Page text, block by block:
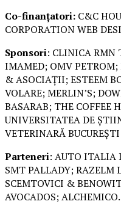
Co-finanțatori: C&C
CORPORATION WEB
Sponsori: CLINICA RMN
IMAMED; OMV PETROM;
& ASOCIAȚII; ESTEEM
VOLARE; MERLIN’S;
BASARAB; THE COFFEE
UNIVERSITATEA DE
VETERINARĂ BUCUREȘTI
Parteneri: AUTO ITALIA
SMT PALLADY; RAZELM
SCEMTOVICI &
AVOCADOS; ALCHEMICO.